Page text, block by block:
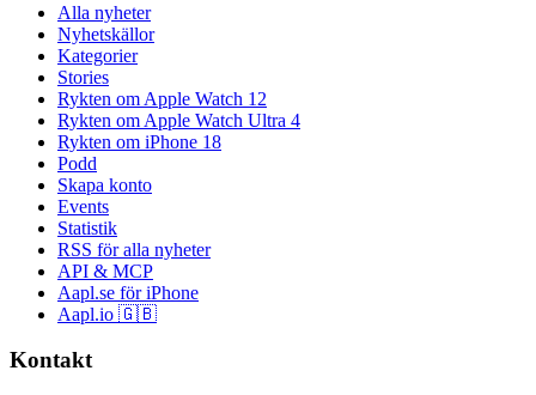
Alla nyheter
Nyhetskällor
Kategorier
Stories
Rykten om Apple Watch 12
Rykten om Apple Watch Ultra 4
Rykten om iPhone 18
Podd
Skapa konto
Events
Statistik
RSS för alla nyheter
API & MCP
Aapl.se för iPhone
Aapl.io 🇬🇧
Kontakt